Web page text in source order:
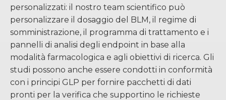
personalizzati: il nostro team scientifico può
personalizzare il dosaggio del BLM, il regime di
somministrazione, il programma di trattamento e i
pannelli di analisi degli endpoint in base alla
modalità farmacologica e agli obiettivi di ricerca. Gli
studi possono anche essere condotti in conformità
con i principi GLP per fornire pacchetti di dati
pronti per la verifica che supportino le richieste